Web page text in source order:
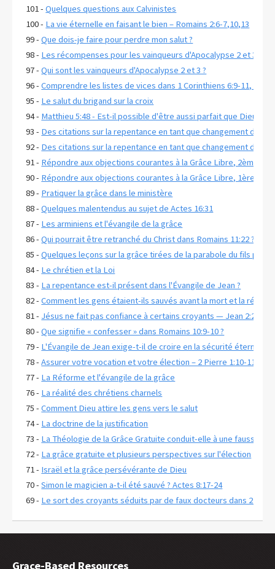
101 -Quelques questions aux Calvinistes
100 - La vie éternelle en faisant le bien – Romains 2:6-7,10,13
99 -Que dois-je faire pour perdre mon salut ?
98 - Les récompenses pour les vainqueurs d'Apocalypse 2 et 3
97 -Qui sont les vainqueurs d'Apocalypse 2 et 3 ?
96 -Comprendre les listes de vices dans 1 Corinthiens 6:9-11,
95 - Le salut du brigand sur la croix
94 - Matthieu 5:48 - Est-il possible d'être aussi parfait que Dieu ?
93 - Des citations sur la repentance en tant que changement
92 - Des citations sur la repentance en tant que changement
91 - Répondre aux objections courantes à la Grâce Libre, 2ème
90 - Répondre aux objections courantes à la Grâce Libre, 1ère
89 - Pratiquer la grâce dans le ministère
88 -Quelques malentendus au sujet de Actes 16:31
87 - Les arminiens et l'évangile de la grâce
86 -Qui pourrait être retranché du Christ dans Romains 11:22 ?
85 -Quelques leçons sur la grâce tirées de la parabole du fils
84 - Le chrétien et la Loi
83 - La repentance est-il présent dans l'Évangile de Jean ?
82 -Comment les gens étaient-ils sauvés avant la mort et la
81 - Jésus ne fait pas confiance à certains croyants — Jean 2:23-25
80 -Que signifie « confesser » dans Romains 10:9-10 ?
79 - L'Évangile de Jean exige-t-il de croire en la sécurité éternelle
78 -Assurer votre vocation et votre élection – 2 Pierre 1:10-11
77 - La Réforme et l'évangile de la grâce
76 - La réalité des chrétiens charnels
75 -Comment Dieu attire les gens vers le salut
74 - La doctrine de la justification
73 - La Théologie de la Grâce Gratuite conduit-elle à une fausse
72 - La grâce gratuite et plusieurs perspectives sur l'élection
71 - Israël et la grâce persévérante de Dieu
70 -Simon le magicien a-t-il été sauvé ? Actes 8:17-24
69 - Le sort des croyants séduits par de faux docteurs dans 2
67 -Qu'est-ce que la « Théologie de la Grâce Gratuite » ?
65 - Inviter Jésus dans son cœur — Apocalypse 3:20
Grace-Based Resources